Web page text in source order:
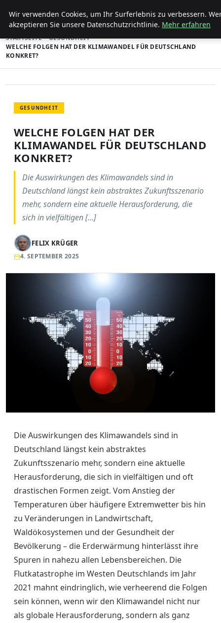
ENTDECKE PFORZHEIM
STARTSEITE
GESUNDHEIT
WELCHE FOLGEN HAT DER KLIMAWANDEL FÜR DEUTSCHLAND
KONKRET?
GESUNDHEIT
WELCHE FOLGEN HAT DER
KLIMAWANDEL FÜR DEUTSCHLAND
KONKRET?
Die Auswirkungen des Klimawandels sind in
Deutschland längst kein abstraktes Zukunftsszenario
mehr, sondern eine aktuelle Herausforderung, die
sich in vielfältigen […]
FELIX KRÜGER
4. SEPTEMBER 2025
Die Auswirkungen des Klimawandels sind in
Deutschland längst kein abstraktes
Zukunftsszenario mehr, sondern eine aktuelle
Herausforderung, die sich in vielfältigen und oft
drastischen Formen zeigt. Vom Anstieg der
Temperaturen über häufigere Extremwetter bis hin
zu Veränderungen in Landwirtschaft,
Waldökosystemen und der Gesundheit der
Bevölkerung – die Erderwärmung hinterlässt ihre
Spuren in nahezu allen Lebensbereichen. Die
Flutkatastrophe im Westen Deutschlands im Jahr
2021 mahnt eindringlich, wie verheerend die Folgen
sein können, wenn wir den Klimawandel nicht nur
als globale Herausforderung, sondern als ganz
Wir verwenden Cookies, um Ihr Surferlebnis zu verbessern.
akzeptieren Sie unsere Datenschutzrichtlinie. Mehr erfahren